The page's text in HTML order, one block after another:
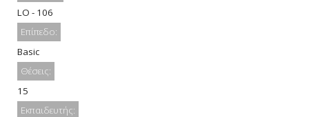
LO - 106
Επίπεδο:
Basic
Θέσεις:
15
Εκπαιδευτής: